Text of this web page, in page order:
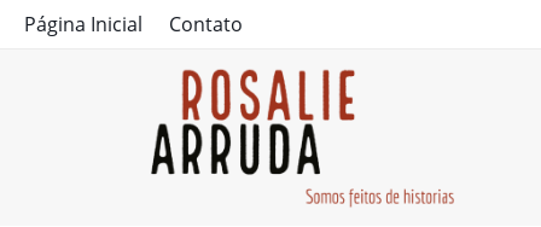
Página Inicial Contato